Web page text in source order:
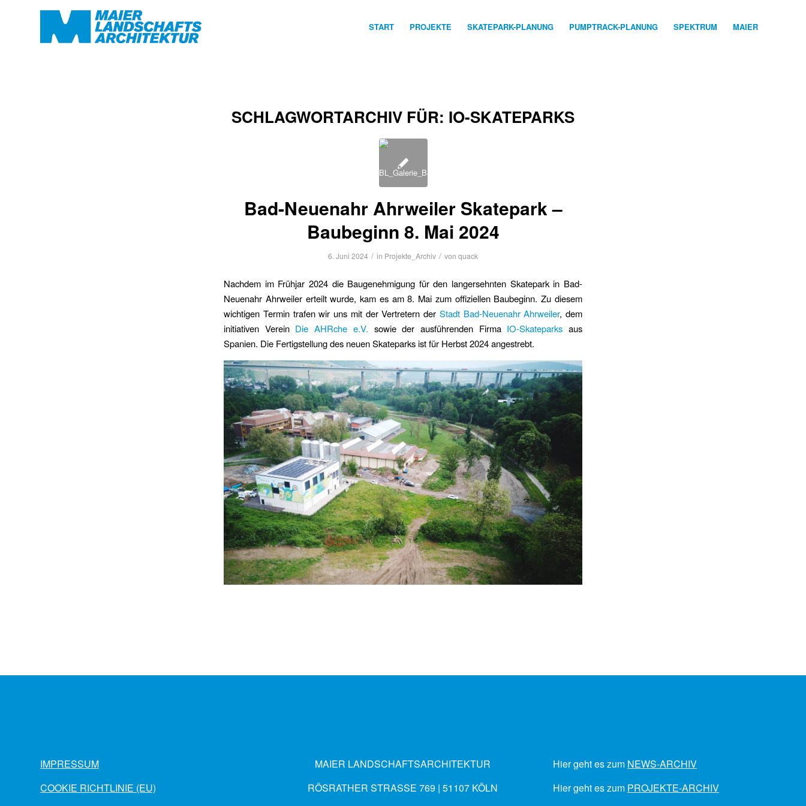
START PROJEKTE SKATEPARK-PLANUNG PUMPTRACK-PLANUNG SPEKTRUM MAIER
SCHLAGWORTARCHIV FÜR: IO-SKATEPARKS
Bad-Neuenahr Ahrweiler Skatepark –
Baubeginn 8. Mai 2024
6. Juni 2024 / in Projekte_Archiv / von quack
Nachdem im Frühjar 2024 die Baugenehmigung für den langersehnten Skatepark in Bad-
Neuenahr Ahrweiler erteilt wurde, kam es am 8. Mai zum offiziellen Baubeginn. Zu diesem
wichtigen Termin trafen wir uns mit der Vertretern der Stadt Bad-Neuenahr Ahrweiler, dem
initiativen Verein Die AHRche e.V. sowie der ausführenden Firma IO-Skateparks aus
Spanien. Die Fertigstellung des neuen Skateparks ist für Herbst 2024 angestrebt.
IMPRESSUM
COOKIE RICHTLINIE (EU)
MAIER LANDSCHAFTSARCHITEKTUR
RÖSRATHER STRASSE 769 | 51107 KÖLN
Hier geht es zum NEWS-ARCHIV
Hier geht es zum PROJEKTE-ARCHIV